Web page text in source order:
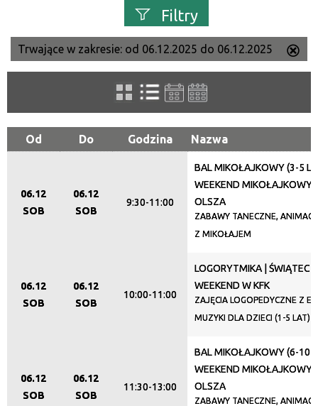
Filtry
Szukana fraza
Kategoria
—
Organizator
Trwające w zakresie: od 06.12.2025 do 06.12.2025
ten
Od Do Godzina Nazwa
06.12
SOB
06.12
SOB
9:30-11:00
BAL MIKOŁAJKOWY (3-5
WEEKEND MIKOŁAJKOWY
OLSZA
ZABAWY TANECZNE,
Z MIKOŁAJEM
06.12
SOB
06.12
SOB
10:00-11:00
LOGORYTMIKA |
WEEKEND W KFK
ZAJĘCIA LOGOPEDYCZNE Z
MUZYKI DLA DZIECI (1-5 LAT)
06.12
SOB
06.12
SOB
11:30-13:00
BAL MIKOŁAJKOWY (6-10
WEEKEND MIKOŁAJKOWY
OLSZA
ZABAWY TANECZNE,